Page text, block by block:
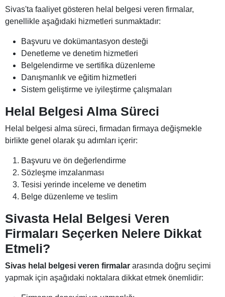
Sivas'ta faaliyet gösteren helal belgesi veren firmalar,
genellikle aşağıdaki hizmetleri sunmaktadır:
Başvuru ve dokümantasyon desteği
Denetleme ve denetim hizmetleri
Belgelendirme ve sertifika düzenleme
Danışmanlık ve eğitim hizmetleri
Sistem geliştirme ve iyileştirme çalışmaları
Helal Belgesi Alma Süreci
Helal belgesi alma süreci, firmadan firmaya değişmekle
birlikte genel olarak şu adımları içerir:
Başvuru ve ön değerlendirme
Sözleşme imzalanması
Tesisi yerinde inceleme ve denetim
Belge düzenleme ve teslim
Sivasta Helal Belgesi Veren
Firmaları Seçerken Nelere Dikkat
Etmeli?
Sivas helal belgesi veren firmalar arasında doğru seçimi
yapmak için aşağıdaki noktalara dikkat etmek önemlidir: